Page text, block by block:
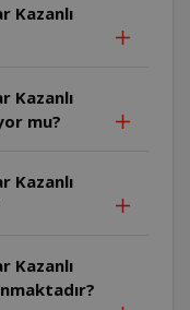
Kazanlı
Kazanlı
mu?
Kazanlı
Kazanlı